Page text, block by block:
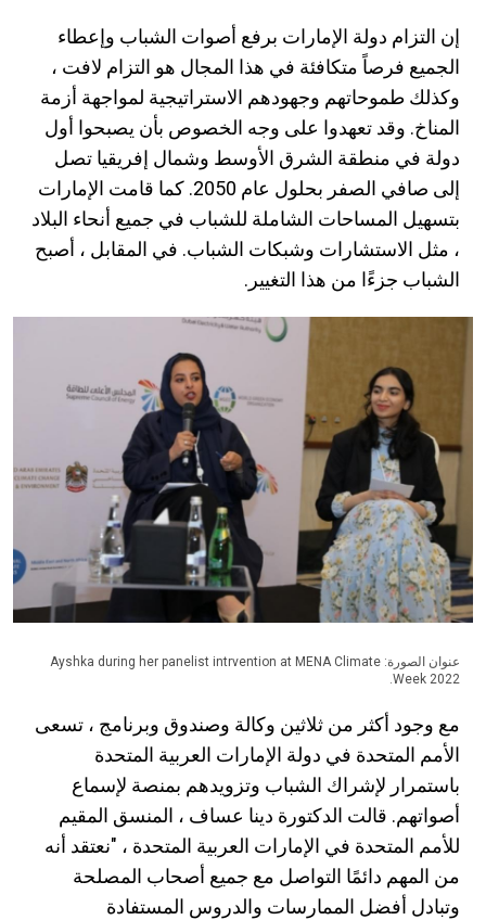
إن التزام دولة الإمارات برفع أصوات الشباب وإعطاء
الجميع فرصاً متكافئة في هذا المجال هو التزام لافت ،
وكذلك طموحاتهم وجهودهم الاستراتيجية لمواجهة أزمة
المناخ. وقد تعهدوا على وجه الخصوص بأن يصبحوا أول
دولة في منطقة الشرق الأوسط وشمال إفريقيا تصل
إلى صافي الصفر بحلول عام 2050. كما قامت الإمارات
بتسهيل المساحات الشاملة للشباب في جميع أنحاء البلاد
، مثل الاستشارات وشبكات الشباب. في المقابل ، أصبح
الشباب جزءًا من هذا التغيير.
عنوان الصورة: Ayshka during her panelist intrvention at MENA Climate
Week 2022.
مع وجود أكثر من ثلاثين وكالة وصندوق وبرنامج ، تسعى
الأمم المتحدة في دولة الإمارات العربية المتحدة
باستمرار لإشراك الشباب وتزويدهم بمنصة لإسماع
أصواتهم. قالت الدكتورة دينا عساف ، المنسق المقيم
للأمم المتحدة في الإمارات العربية المتحدة ، "نعتقد أنه
من المهم دائمًا التواصل مع جميع أصحاب المصلحة
وتبادل أفضل الممارسات والدروس المستفادة